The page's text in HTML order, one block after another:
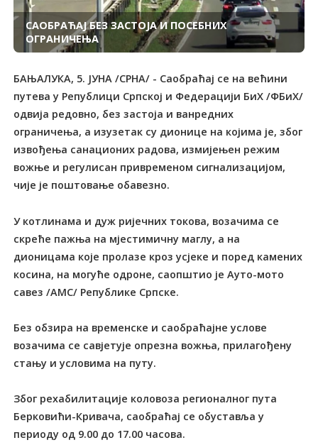
САОБРАЋАЈ БЕЗ ЗАСТОЈА И ПОСЕБНИХ
ОГРАНИЧЕЊА
БАЊАЛУКА, 5. ЈУНА /СРНА/ - Саобраћај се на већини
путева у Републици Српској и Федерацији БиХ /ФБиХ/
одвија редовно, без застоја и ванредних
ограничења, а изузетак су дионице на којима је, због
извођења санационих радова, измијењен режим
вожње и регулисан привременом сигнализацијом,
чије је поштовање обавезно.
У котлинама и дуж ријечних токова, возачима се
скреће пажња на мјестимичну маглу, а на
дионицама које пролазе кроз усјеке и поред камених
косина, на могуће одроне, саопштио је Ауто-мото
савез /АМС/ Републике Српске.
Без обзира на временске и саобраћајне услове
возачима се савјетује опрезна вожња, прилагођену
стању и условима на путу.
Због рехабилитације коловоза регионалног пута
Берковићи-Кривача, саобраћај се обуставља у
периоду од 9.00 до 17.00 часова.